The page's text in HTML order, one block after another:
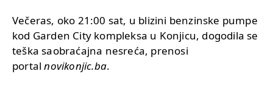
Večeras, oko 21:00 sat, u blizini benzinske pumpe
kod Garden City kompleksa u Konjicu, dogodila se
teška saobraćajna nesreća, prenosi
portalnovikonjic.ba.